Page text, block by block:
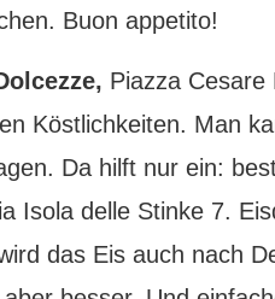
Buon appetito!
Piazza Cesare
Köstlichkeiten. Man
Da hilft nur ein:
Isola delle Stinke 7.
das Eis auch nach